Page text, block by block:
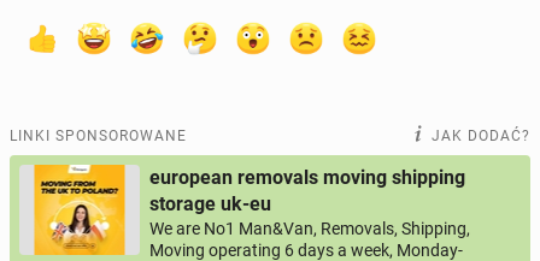
LINKI SPONSOROWANE JAK DODAĆ?
european removals moving shipping
storage uk-eu
We are No1 Man&Van, Removals, Shipping,
Moving operating 6 days a week, Monday-